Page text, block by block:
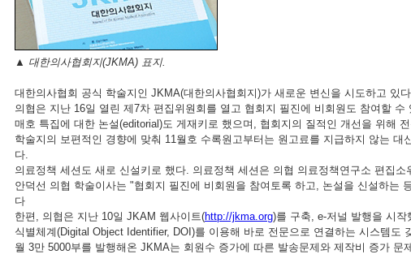
▲ 대한의사협회지(JKMA) 표지.
대한의사협회 공식 학술지인 JKMA(대한의사협회지)가 새로운 변신을 시도하고 있
의협은 지난 16일 열린 제7차 편집위원회를 열고 협회지 필진에 비회원도 참여할 수
매호 특집에 대한 논설(editorial)도 게재키로 했으며, 협회지의 질적인 개선을 위해
학술지의 보편적인 경향에 맞춰 11월호 수록원고부터는 원고료를 지급하지 않는
다.
의료정책 세션도 새로 신설키로 했다. 의료정책 세션은 의협 의료정책연구소 편집
안덕선 의협 학술이사는 "협회지 필진에 비회원을 참여토록 하고, 논설을 신설하는
다
한편, 의협은 지난 10일 JKAM 웹사이트(http://jkma.org)를 구축, e-저널 발행을 시
식별체계(Digital Object Identifier, DOI)를 이용해 바로 전문으로 연결하는 시스템
월 3만 5000부를 발행해온 JKMA는 회원수 증가에 따른 발송문제와 제작비 증가